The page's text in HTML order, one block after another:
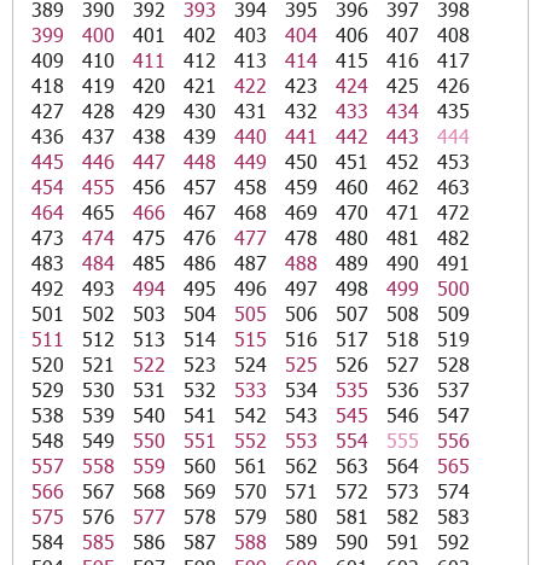
389
390 392 393 394 395 396 397
398
399
400 401 402 403 404 406 407
408
409
410 411 412 413 414 415 416
417
418
419 420 421 422 423 424 425
426
427
428 429 430 431 432 433 434
435
436
437 438 439 440 441 442 443
444
445
446 447 448 449 450 451 452
453
454
455 456 457 458 459 460 462
463
464
465 466 467 468 469 470 471
472
473
474 475 476 477 478 480 481
482
483
484 485 486 487 488 489 490
491
492
493 494 495 496 497 498 499
500
501
502 503 504 505 506 507 508
509
511
512 513 514 515 516 517 518
519
520
521 522 523 524 525 526 527
528
529
530 531 532 533 534 535 536
537
538
539 540 541 542 543 545 546
547
548
549 550 551 552 553 554 555
556
557
558 559 560 561 562 563 564
565
566
567 568 569 570 571 572 573
574
575
576 577 578 579 580 581 582
583
584
585 586 587 588 589 590 591
592